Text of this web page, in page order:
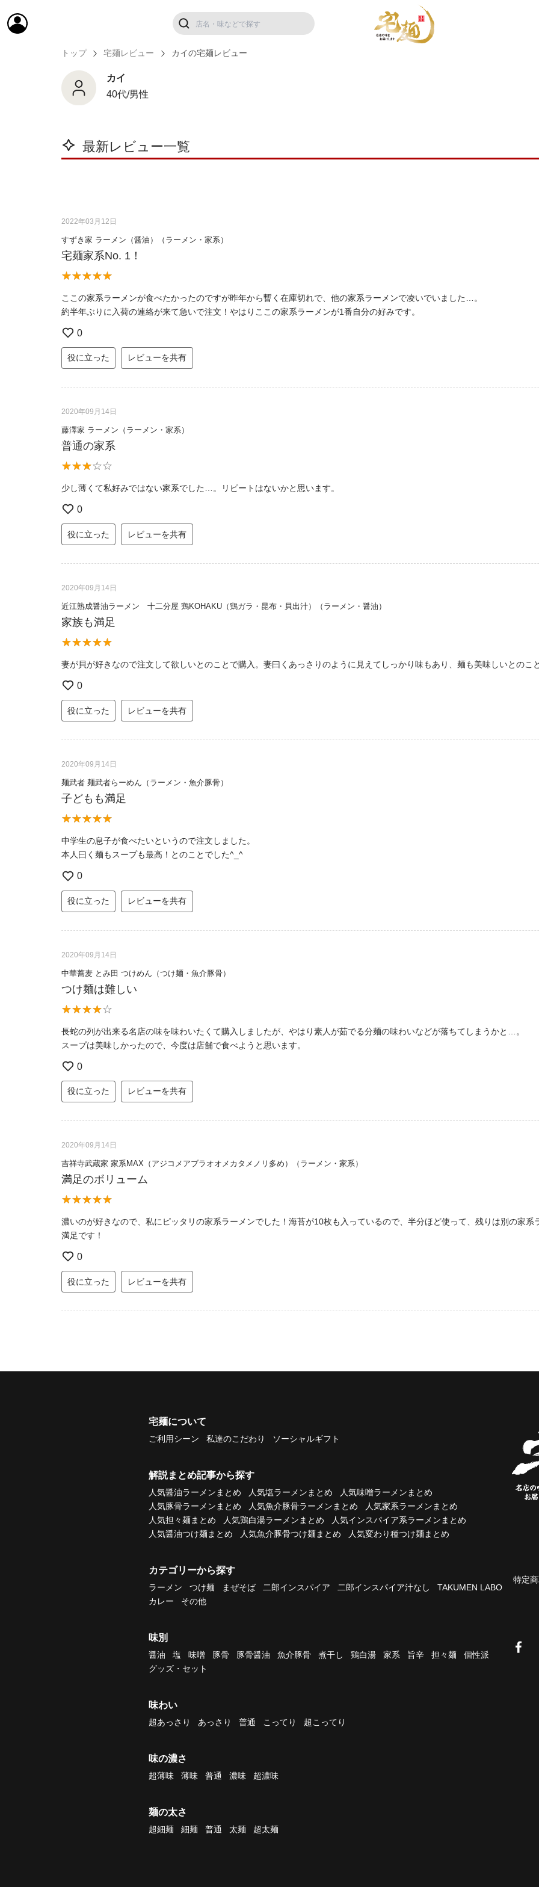
トップ 宅麺レビュー カイの宅麺レビュー
カイ
40代/男性
最新レビュー一覧
2022年03月12日
すずき家 ラーメン（醤油）（ラーメン・家系）
宅麺家系No. 1！
ここの家系ラーメンが食べたかったのですが昨年から暫く在庫切れで、他の家系ラーメンで凌いでいました…。
約半年ぶりに入荷の連絡が来て急いで注文！やはりここの家系ラーメンが1番自分の好みです。
0
役に立った レビューを共有
2020年09月14日
藤澤家 ラーメン（ラーメン・家系）
普通の家系
少し薄くて私好みではない家系でした…。リピートはないかと思います。
0
役に立った レビューを共有
2020年09月14日
近江熟成醤油ラーメン 十二分屋 鶏KOHAKU（鶏ガラ・昆布・貝出汁）（ラーメン・醤油）
家族も満足
妻が貝が好きなので注文して欲しいとのことで購入。妻曰くあっさりのように見えてしっかり味もあり、麺も美味しいとのこ
0
役に立った レビューを共有
2020年09月14日
麺武者 麺武者らーめん（ラーメン・魚介豚骨）
子どもも満足
中学生の息子が食べたいというので注文しました。
本人曰く麺もスープも最高！とのことでした^_^
0
役に立った レビューを共有
2020年09月14日
中華蕎麦 とみ田 つけめん（つけ麺・魚介豚骨）
つけ麺は難しい
長蛇の列が出来る名店の味を味わいたくて購入しましたが、やはり素人が茹でる分麺の味わいなどが落ちてしまうかと…。
スープは美味しかったので、今度は店舗で食べようと思います。
0
役に立った レビューを共有
2020年09月14日
吉祥寺武蔵家 家系MAX（アジコメアブラオオメカタメノリ多め）（ラーメン・家系）
満足のボリューム
濃いのが好きなので、私にピッタリの家系ラーメンでした！海苔が10枚も入っているので、半分ほど使って、残りは別の家
満足です！
0
役に立った レビューを共有
宅麺について
ご利用シーン 私達のこだわり ソーシャルギフト
解説まとめ記事から探す
人気醤油ラーメンまとめ 人気塩ラーメンまとめ
人気味噌ラーメンまとめ
人気豚骨ラーメンまとめ
人気魚介豚骨ラーメンまとめ
人気家系ラーメンまとめ
人気担々麺まとめ
人気鶏白湯ラーメンまとめ
人気インスパイア系ラーメンまとめ
人気醤油つけ麺まとめ
人気魚介豚骨つけ麺まとめ 人気変わり種つけ麺まとめ
カテゴリーから探す
ラーメン つけ麺 まぜそば 二郎インスパイア 二郎インスパイア汁なし
TAKUMEN LABO
カレー
その他
味別
醤油 塩 味噌 豚骨 豚骨醤油 魚介豚骨 煮干し 鶏白湯 家系 旨辛 担々麺
個性派
グッズ・セット
味わい
超あっさり あっさり 普通 こってり 超こってり
味の濃さ
超薄味 薄味 普通 濃味 超濃味
麺の太さ
超細麺 細麺 普通 太麺 超太麺
特定